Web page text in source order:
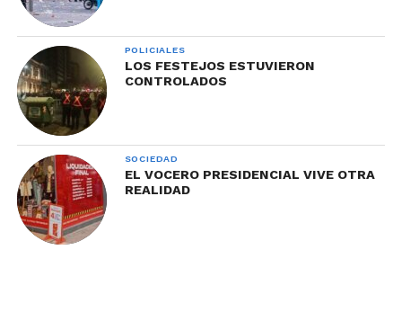
POLICIALES
LOS FESTEJOS ESTUVIERON
CONTROLADOS
SOCIEDAD
EL VOCERO PRESIDENCIAL VIVE OTRA
REALIDAD